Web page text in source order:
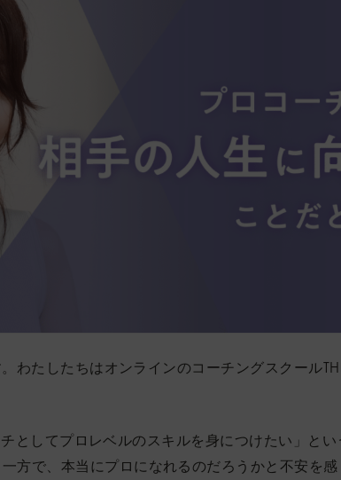
わたしたちはオンラインのコーチングスクール
としてプロレベルのスキルを身につけたい」と
方で、本当にプロになれるのだろうかと不安を